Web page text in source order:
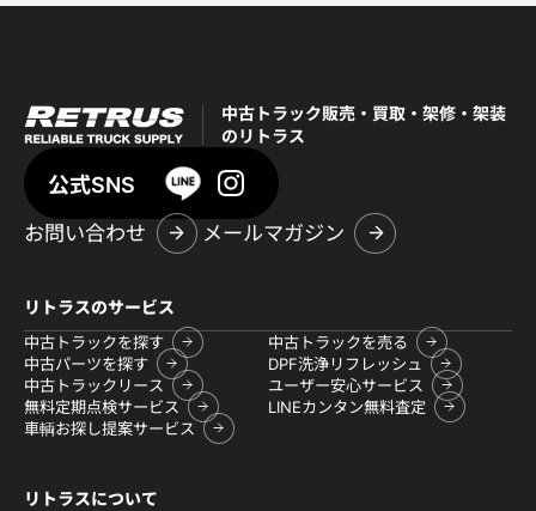
中古トラック販売・買取・架修・架装
のリトラス
公式SNS
お問い合わせ
メールマガジン
リトラスのサービス
中古トラックを探す
中古トラックを売る
中古パーツを探す
DPF洗浄リフレッシュ
中古トラックリース
ユーザー安心サービス
無料定期点検サービス
LINEカンタン無料査定
車輌お探し提案サービス
リトラスについて